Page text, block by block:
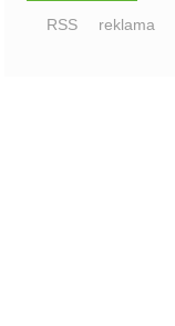
RSS
reklama